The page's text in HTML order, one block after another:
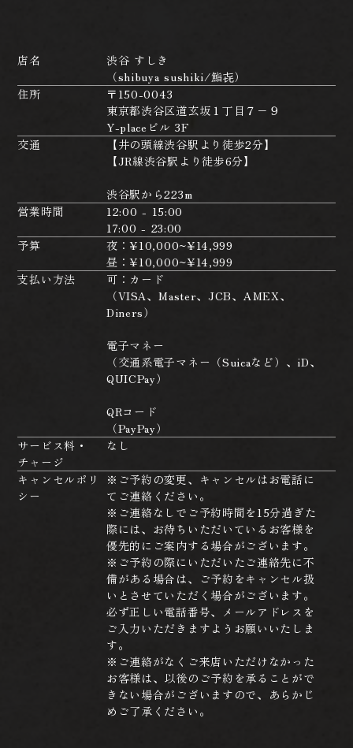
店名
渋谷 すしき
（shibuya sushiki/鮨㐂）
住所
〒150-0043
東京都渋谷区道玄坂１丁目７−９
Y-placeビル 3F
交通
【井の頭線渋谷駅より徒歩2分】
【JR線渋谷駅より徒歩6分】
渋谷駅から223m
営業時間
12:00 - 15:00
17:00 - 23:00
予算
夜：¥10,000~¥14,999
昼：¥10,000~¥14,999
支払い方法
可：カード
（VISA、Master、JCB、AMEX、
Diners）
電子マネー
（交通系電子マネー（Suicaなど）、iD、
QUICPay）
QRコード
（PayPay）
サービス料・
チャージ
なし
キャンセルポリ
シー
※ご予約の変更、キャンセルはお電話に
てご連絡ください。
※ご連絡なしでご予約時間を15分過ぎた
際には、お待ちいただいているお客様を
優先的にご案内する場合がございます。
※ご予約の際にいただいたご連絡先に不
備がある場合は、ご予約をキャンセル扱
いとさせていただく場合がございます。
必ず正しい電話番号、メールアドレスを
ご入力いただきますようお願いいたしま
す。
※ご連絡がなくご来店いただけなかった
お客様は、以後のご予約を承ることがで
きない場合がございますので、あらかじ
めご了承ください。